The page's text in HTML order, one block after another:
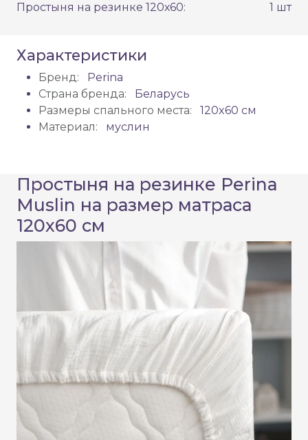
Простыня на резинке 120х60: 1 шт
Характеристики
Бренд:
Perina
Страна бренда:
Беларусь
Размеры спального места:
120x60 см
Материал:
муслин
Простыня на резинке Perina
Muslin на размер матраса
120х60 см